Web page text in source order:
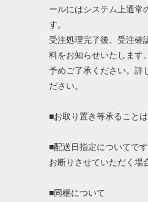
ールにはシステム上通常
す。
受注処理完了後、受注確
料をお知らせいたします。
予めご了承ください。詳
ださい。
■お取り置き等承ることは
■配送日指定についてで
お断りさせていただく場
■同梱について